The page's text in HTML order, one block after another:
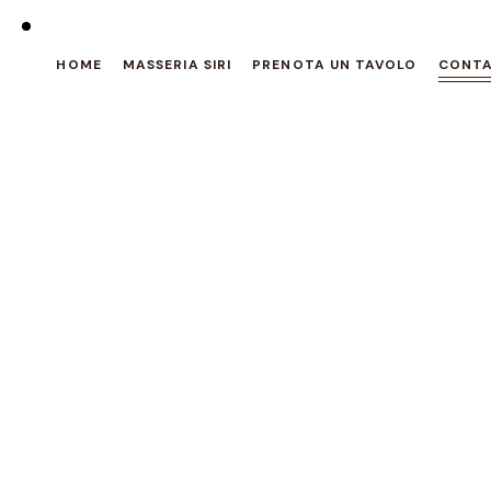
HOME MASSERIA SIRI PRENOTA UN TAVOLO